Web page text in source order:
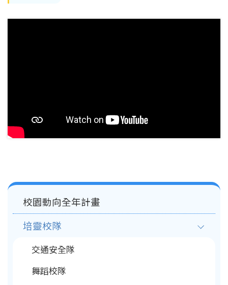
Main
navigation
校園動向全年計畫
培靈校隊
交通安全隊
舞蹈校隊